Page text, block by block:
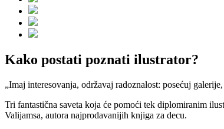
Kako postati poznati ilustrator?
„Imaj interesovanja, održavaj radoznalost: posećuj
Tri fantastična saveta koja će pomoći tek diplomiranim
Valijamsa, autora najprodavanijih knjiga za decu.